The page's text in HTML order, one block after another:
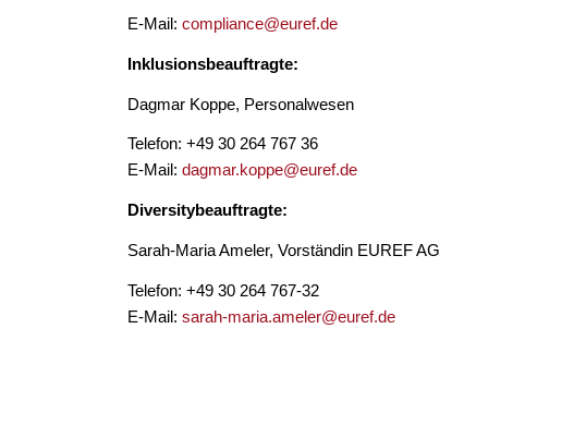
E-Mail:compliance@euref.de
Inklusionsbeauftragte:
Dagmar Koppe, Personalwesen
Telefon: +49 30 264 767 36
E-Mail:dagmar.koppe@euref.de
Diversitybeauftragte:
Sarah-Maria Ameler, Vorständin EUREF AG
Telefon: +49 30 264 767-32
E-Mail:sarah-maria.ameler@euref.de